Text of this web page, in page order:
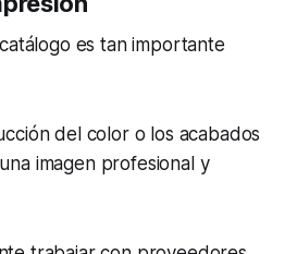
es tan importante
del color o los acabados
imagen profesional y